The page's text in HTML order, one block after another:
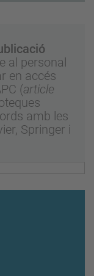
al personal
en accés
(article
amb les
Springer i